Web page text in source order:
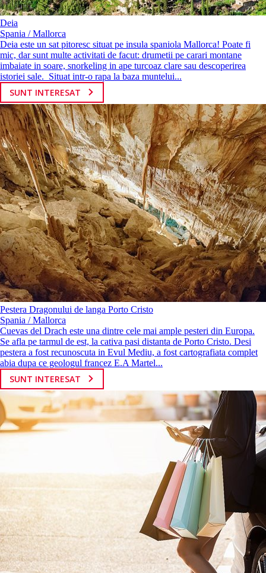
Deia
Spania / Mallorca
Deia este un sat pitoresc situat pe insula spaniola Mallorca! Poate fi
mic, dar sunt multe activitati de facut: drumetii pe carari montane
imbaiate in soare, snorkeling in ape turcoaz clare sau descoperirea
istoriei sale. Situat intr-o rapa la baza muntelui...
SUNT INTERESAT
Pestera Dragonului de langa Porto Cristo
Spania / Mallorca
Cuevas del Drach este una dintre cele mai ample pesteri din Europa.
Se afla pe tarmul de est, la cativa pasi distanta de Porto Cristo. Desi
pestera a fost recunoscuta in Evul Mediu, a fost cartografiata complet
abia dupa ce geologul francez E.A Martel...
SUNT INTERESAT